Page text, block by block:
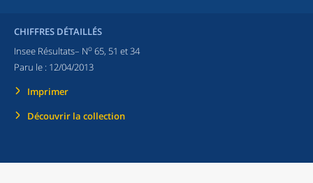
CHIFFRES DÉTAILLÉS
Insee Résultats– No 65, 51 et 34
Paru le : 12/04/2013
Imprimer
Découvrir la collection